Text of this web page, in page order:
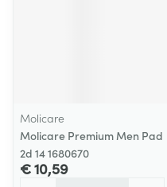
Molicare
Molicare Premium Men Pad
2d 14 1680670
€ 10,59